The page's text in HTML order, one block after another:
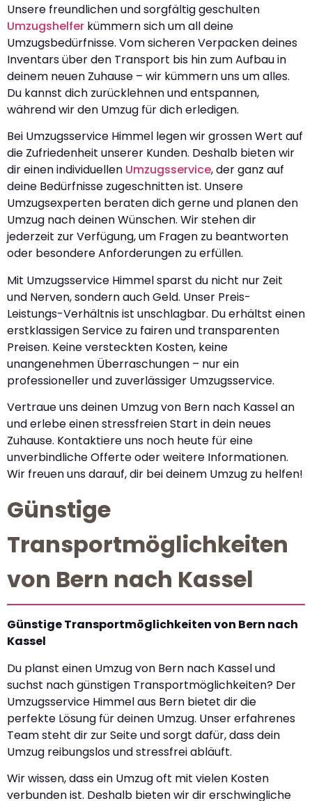
Unsere freundlichen und sorgfältig geschulten
Umzugshelfer kümmern sich um all deine
Umzugsbedürfnisse. Vom sicheren Verpacken deines
Inventars über den Transport bis hin zum Aufbau in
deinem neuen Zuhause – wir kümmern uns um alles.
Du kannst dich zurücklehnen und entspannen,
während wir den Umzug für dich erledigen.
Bei Umzugsservice Himmel legen wir grossen Wert auf
die Zufriedenheit unserer Kunden. Deshalb bieten wir
dir einen individuellen Umzugsservice, der ganz auf
deine Bedürfnisse zugeschnitten ist. Unsere
Umzugsexperten beraten dich gerne und planen den
Umzug nach deinen Wünschen. Wir stehen dir
jederzeit zur Verfügung, um Fragen zu beantworten
oder besondere Anforderungen zu erfüllen.
Mit Umzugsservice Himmel sparst du nicht nur Zeit
und Nerven, sondern auch Geld. Unser Preis-
Leistungs-Verhältnis ist unschlagbar. Du erhältst einen
erstklassigen Service zu fairen und transparenten
Preisen. Keine versteckten Kosten, keine
unangenehmen Überraschungen – nur ein
professioneller und zuverlässiger Umzugsservice.
Vertraue uns deinen Umzug von Bern nach Kassel an
und erlebe einen stressfreien Start in dein neues
Zuhause. Kontaktiere uns noch heute für eine
unverbindliche Offerte oder weitere Informationen.
Wir freuen uns darauf, dir bei deinem Umzug zu helfen!
Günstige
Transportmöglichkeiten
von Bern nach Kassel
Günstige Transportmöglichkeiten von Bern nach
Kassel
Du planst einen Umzug von Bern nach Kassel und
suchst nach günstigen Transportmöglichkeiten? Der
Umzugsservice Himmel aus Bern bietet dir die
perfekte Lösung für deinen Umzug. Unser erfahrenes
Team steht dir zur Seite und sorgt dafür, dass dein
Umzug reibungslos und stressfrei abläuft.
Wir wissen, dass ein Umzug oft mit vielen Kosten
verbunden ist. Deshalb bieten wir dir erschwingliche